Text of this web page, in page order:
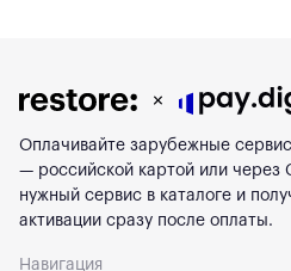
Оплачивайте зарубежные
— российской картой или
нужный сервис в каталоге и
активации сразу после оплаты.
Навигация